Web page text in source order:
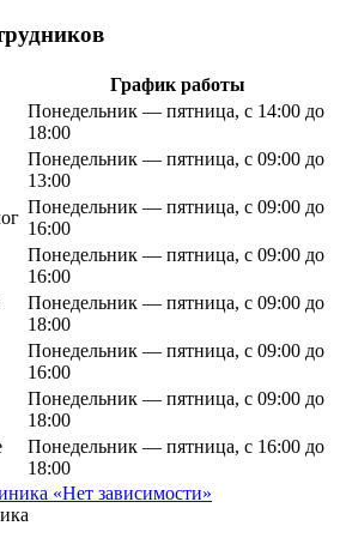
График работы
Понедельник — пятница, с 14:00 до
18:00
Понедельник — пятница, с 09:00 до
13:00
Понедельник — пятница, с 09:00 до
16:00
Понедельник — пятница, с 09:00 до
16:00
Понедельник — пятница, с 09:00 до
18:00
Понедельник — пятница, с 09:00 до
16:00
Понедельник — пятница, с 09:00 до
18:00
Понедельник — пятница, с 16:00 до
18:00